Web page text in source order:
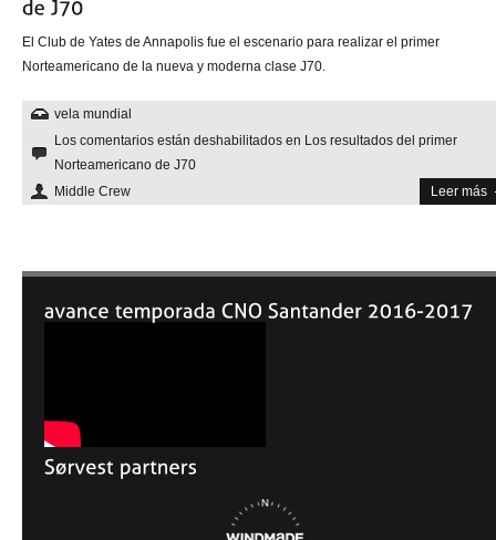
El Club de Yates de Annapolis fue el escenario para realizar el primer
Norteamericano de la nueva y moderna clase J70.
vela mundial
Los comentarios están deshabilitados en Los resultados del primer
Norteamericano de J70
Middle Crew
Leer más